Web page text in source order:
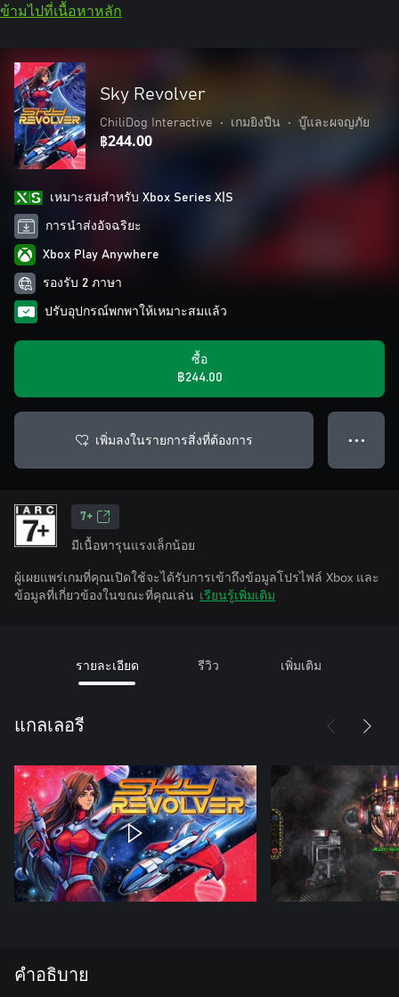
ข้ามไปที่เนื้อหาหลัก
Sky Revolver
ChiliDog Interactive • เกมยิงปืน • บู๊และผจญภัย
฿244.00
เหมาะสมสําหรับ Xbox Series X|S
การนำส่งอัจฉริยะ
Xbox Play Anywhere
รองรับ 2 ภาษา
ปรับอุปกรณ์พกพาให้เหมาะสมแล้ว
ซื้อ
฿244.00
เพิ่มลงในรายการสิ่งที่ต้องการ ● ● ●
7+
มีเนื้อหารุนแรงเล็กน้อย
ผู้เผยแพร่เกมที่คุณเปิดใช้จะได้รับการเข้าถึงข้อมูลโปรไฟล์ Xbox และ
ข้อมูลที่เกี่ยวข้องในขณะที่คุณเล่น เรียนรู้เพิ่มเติม
รายละเอียด รีวิว เพิ่มเติม
แกลเลอรี
คำอธิบาย